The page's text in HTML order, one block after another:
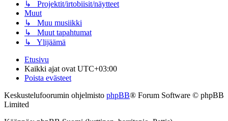
↳ Projektit/irtobiisit/näytteet
Muut
↳ Muu musiikki
↳ Muut tapahtumat
↳ Ylijäämä
Etusivu
Kaikki ajat ovat UTC+03:00
Poista evästeet
Keskustelufoorumin ohjelmisto phpBB® Forum Software © phpBB
Limited